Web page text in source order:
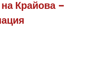
Крайова –